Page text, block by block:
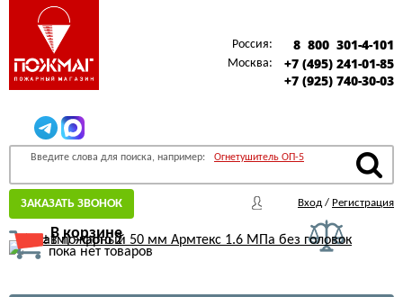
Россия: 8 800 301-4-101
Москва:
+7 (495) 241-01-85
+7 (925) 740-30-03
Введите слова для поиска, например: Огнетушитель ОП-5
ЗАКАЗАТЬ ЗВОНОК Вход / Регистрация
В корзине
пока нет товаров